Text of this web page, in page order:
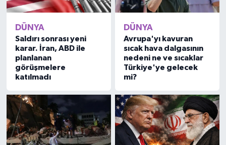
DÜNYA
Saldırı sonrası yeni
karar. İran, ABD ile
planlanan
görüşmelere
katılmadı
DÜNYA
Avrupa'yı kavuran
sıcak hava dalgasının
nedeni ne ve sıcaklar
Türkiye'ye gelecek
mi?